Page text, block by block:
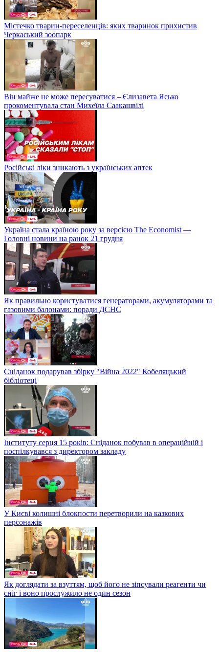
Містечко тварин-переселенців: яких тваринок прихистив
Черкаський зоопарк
Він майже не може пересуватися – Єлизавета Ясько
прокоментувала стан Михеїла Саакашвілі
Російські ліки зникають з українських аптек
Україна стала країною року за версією The Economist —
Головні новини на ранок 21 грудня
Як правильно користуватися генераторами, акумуляторами та
газовими балонами: поради ДСНС
Сніданок подарував збірку "Війна 2022" Кобеляцький
бібліотеці
Інституту серця 15 років: Сніданок побував в операційній і
поспілкувався з директором закладу
У Києві колишні блокпости перетворили на казкових
персонажів
Як доглядати за взуттям, щоб його не зіпсували реагенти чи
сніг і воно прослужило не один сезон